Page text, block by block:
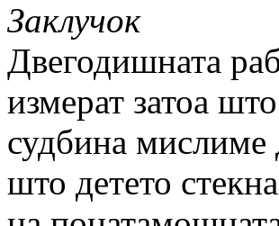
Заклучок
Двегодишната
измерат затоа
судбина мислиме
што детето